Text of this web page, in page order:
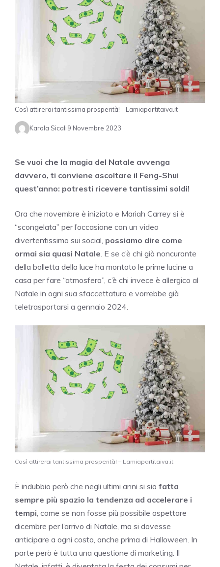
Così attirerai tantissima prosperità! - Lamiapartitaiva.it
Karola Sicali9 Novembre 2023
Se vuoi che la magia del Natale avvenga
davvero, ti conviene ascoltare il Feng-Shui
quest’anno: potresti ricevere tantissimi soldi!
Ora che novembre è iniziato e Mariah Carrey si è
“scongelata” per l’occasione con un video
divertentissimo sui social, possiamo dire come
ormai sia quasi Natale . E se c’è chi già noncurante
della bolletta della luce ha montato le prime lucine a
casa per fare “atmosfera”, c’è chi invece è allergico al
Natale in ogni sua sfaccettatura e vorrebbe già
teletrasportarsi a gennaio 2024.
Così attirerai tantissima prosperità! – Lamiapartitaiva.it
È indubbio però che negli ultimi anni si sia fatta
sempre più spazio la tendenza ad accelerare i
tempi, come se non fosse più possibile aspettare
dicembre per l’arrivo di Natale, ma si dovesse
anticipare a ogni costo, anche prima di Halloween. In
parte però è tutta una questione di marketing. Il